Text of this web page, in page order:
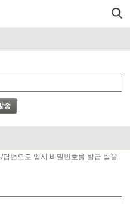
변으로 임시 비밀번호를 발급 받을